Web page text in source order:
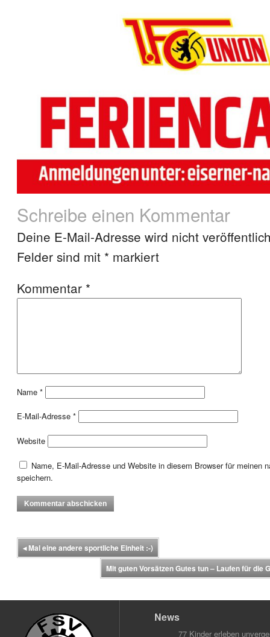
Schreibe einen Kommentar
Deine E-Mail-Adresse wird nicht
Felder sind mit * markiert
Kommentar *
Name *
E-Mail-Adresse *
Website
Name, E-Mail-Adresse und Website in diesem Browser für meinen
speichern.
◂Mal eine andere sportliche Einheit :-)
Mit guten Vorsätzen Gutes tun – Laufen für die
News
77 Kinder erleben